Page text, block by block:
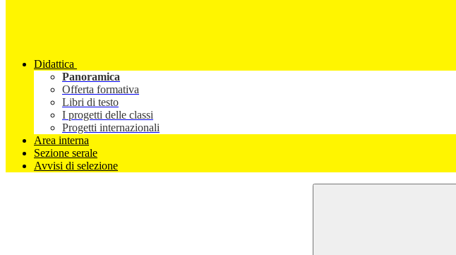
Didattica
Panoramica
Offerta formativa
Libri di testo
I progetti delle classi
Progetti internazionali
Area interna
Sezione serale
Avvisi di selezione